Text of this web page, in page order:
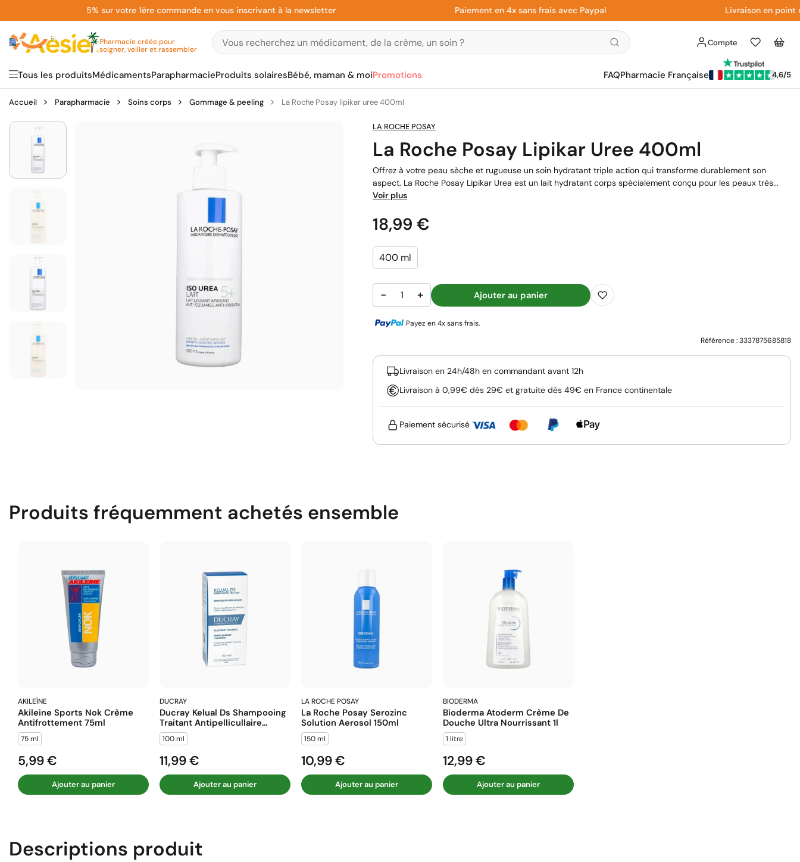
au
contenu
5% sur votre 1ère commande en vous inscrivant à la newsletter Paiement en 4x sans frais avec Paypal Livraison en point
Pharmacie créée pour
soigner, veiller et rassembler
Compte
Liste
d'envies
Panier
Tous les produitsMédicamentsParapharmacieProduits solairesBébé, maman & moiPromotions FAQPharmacie Française 4,6/5
Accueil Parapharmacie Soins corps Gommage & peeling La Roche Posay lipikar uree 400ml
LA ROCHE POSAY
La Roche Posay Lipikar Uree 400ml
Offrez à votre peau sèche et rugueuse un soin hydratant triple action qui transforme durablement son
aspect. La Roche Posay Lipikar Urea est un lait hydratant corps spécialement conçu pour les peaux très...
Voir plus
Prix
18,99 €
400 ml
− + Ajouter au panier
Payez en 4x sans frais.
Référence :3337875685818
Livraison en 24h/48h en commandant avant 12h
Livraison à 0,99€ dès 29€ et gratuite dès 49€ en France continentale
Paiement sécurisé
Produits fréquemment achetés ensemble
AKILEÏNE
Akileine Sports Nok Crème
Antifrottement 75ml
75 ml
Prix
5,99 €
Ajouter au panier
DUCRAY
Ducray Kelual Ds Shampooing
Traitant Antipellicullaire...
100 ml
Prix
11,99 €
Ajouter au panier
LA ROCHE POSAY
La Roche Posay Serozinc
Solution Aerosol 150ml
150 ml
Prix
10,99 €
Ajouter au panier
BIODERMA
Bioderma Atoderm Crème De
Douche Ultra Nourrissant 1l
1 litre
Prix
12,99 €
Ajouter au panier
Descriptions produit